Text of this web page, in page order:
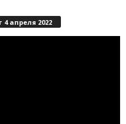
апреля 2022